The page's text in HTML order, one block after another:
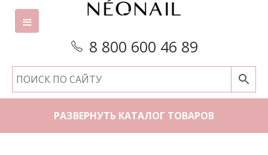
8 800 600 46 89
РАЗВЕРНУТЬ КАТАЛОГ ТОВАРОВ